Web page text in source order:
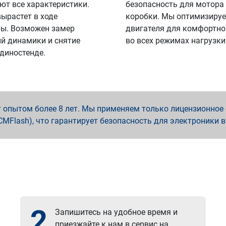
все характеристики.
в ходе
Возможен замер
динамики и снятие
безопасность для мотора
коробки. Мы
двигателя для
во всех режимах
более 8 лет. Мы применяем только лицензионное
что гарантирует безопасность для электроники
Запишитесь на удобное время и